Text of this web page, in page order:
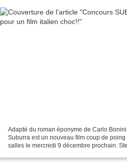
Adapté du roman éponyme de Carlo
Suburra est un nouveau film coup de
salles le mercredi 9 décembre prochain.